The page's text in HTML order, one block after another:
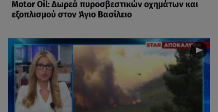
Motor Oil: Δωρεά πυροσβεστικών οχημάτων και
εξοπλισμού στον Άγιο Βασίλειο